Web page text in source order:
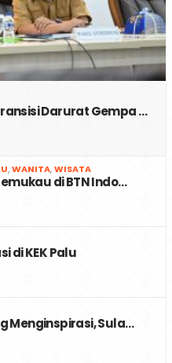
Darurat Gempa …
,WANITA,WISATA
di BTN Indo…
di KEK Palu
Menginspirasi, Sula…